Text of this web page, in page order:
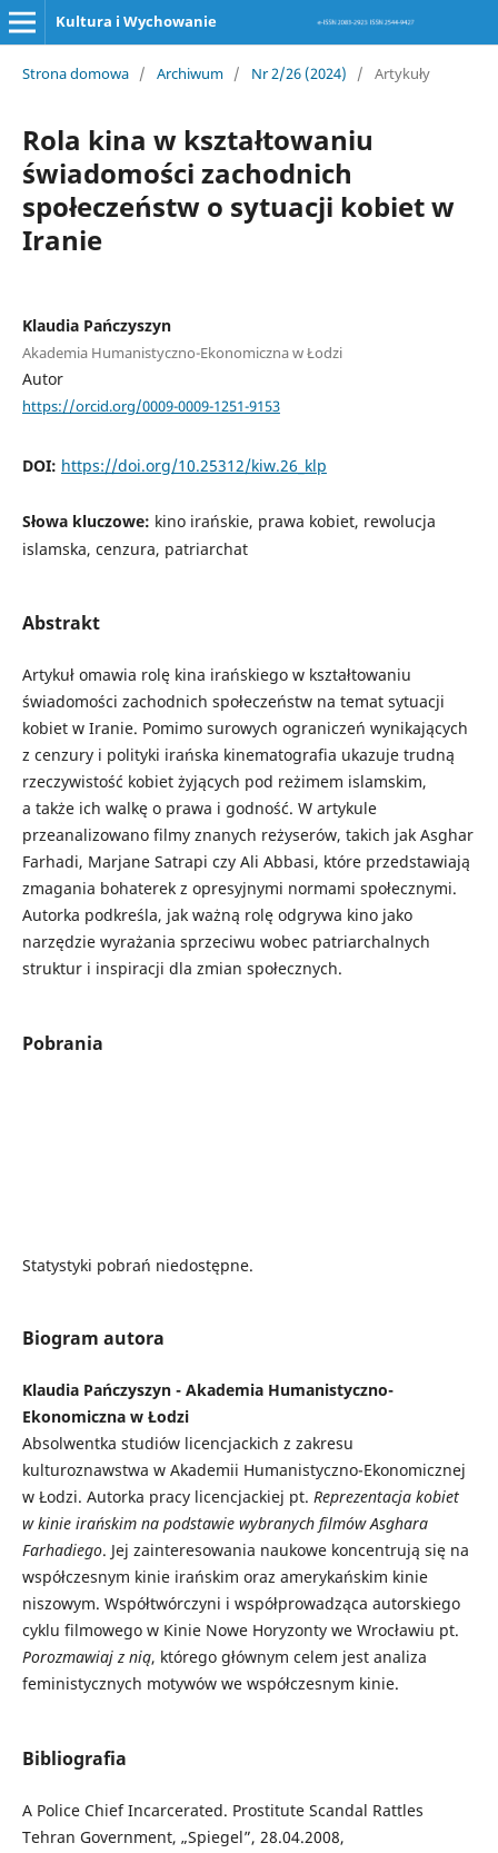
Kultura i Wychowanie
Strona domowa / Archiwum / Nr 2/26 (2024) / Artykuły
Rola kina w kształtowaniu
świadomości zachodnich
społeczeństw o sytuacji kobiet w
Iranie
Klaudia Pańczyszyn
Akademia Humanistyczno-Ekonomiczna w Łodzi
Autor
https://orcid.org/0009-0009-1251-9153
DOI: https://doi.org/10.25312/kiw.26_klp
Słowa kluczowe: kino irańskie, prawa kobiet, rewolucja
islamska, cenzura, patriarchat
Abstrakt
Artykuł omawia rolę kina irańskiego w kształtowaniu
świadomości zachodnich społeczeństw na temat sytuacji
kobiet w Iranie. Pomimo surowych ograniczeń wynikających
z cenzury i polityki irańska kinematografia ukazuje trudną
rzeczywistość kobiet żyjących pod reżimem islamskim,
a także ich walkę o prawa i godność. W artykule
przeanalizowano filmy znanych reżyserów, takich jak Asghar
Farhadi, Marjane Satrapi czy Ali Abbasi, które przedstawiają
zmagania bohaterek z opresyjnymi normami społecznymi.
Autorka podkreśla, jak ważną rolę odgrywa kino jako
narzędzie wyrażania sprzeciwu wobec patriarchalnych
struktur i inspiracji dla zmian społecznych.
Pobrania
Statystyki pobrań niedostępne.
Biogram autora
Klaudia Pańczyszyn - Akademia Humanistyczno-
Ekonomiczna w Łodzi
Absolwentka studiów licencjackich z zakresu
kulturoznawstwa w Akademii Humanistyczno-Ekonomicznej
w Łodzi. Autorka pracy licencjackiej pt. Reprezentacja kobiet
w kinie irańskim na podstawie wybranych filmów Asghara
Farhadiego. Jej zainteresowania naukowe koncentrują się na
współczesnym kinie irańskim oraz amerykańskim kinie
niszowym. Współtwórczyni i współprowadząca autorskiego
cyklu filmowego w Kinie Nowe Horyzonty we Wrocławiu pt.
Porozmawiaj z nią, którego głównym celem jest analiza
feministycznych motywów we współczesnym kinie.
Bibliografia
A Police Chief Incarcerated. Prostitute Scandal Rattles
Tehran Government, „Spiegel”, 28.04.2008,